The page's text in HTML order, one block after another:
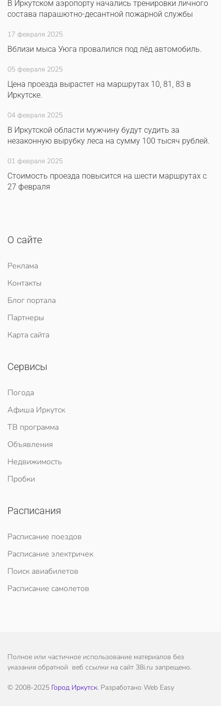
В Иркутском аэропорту начались тренировки личного
состава парашютно-десантной пожарной службы
17 февраля 2025
Вблизи мыса Уюга провалился под лёд автомобиль.
05 февраля 2025
Цена проезда вырастет на маршрутах 10, 81, 83 в
Иркутске.
04 февраля 2025
В Иркутской области мужчину будут судить за
незаконную вырубку леса на сумму 100 тысяч рублей.
01 февраля 2025
Стоимость проезда повысится на шести маршрутах с
27 февраля
О сайте
Реклама
Контакты
Блог портала
Партнеры
Карта сайта
Сервисы
Погода
Афиша Иркутск
ТВ программа
Объявления
Недвижимость
Пробки
Расписания
Расписание поездов
Расписание электричек
Поиск авиабилетов
Расписание самолетов
Полное или частичное использование материалов без
указания обратной веб ссылки на сайт 38i.ru запрещено.
© 2008-2025 Город Иркутск. Разработано Web Easy